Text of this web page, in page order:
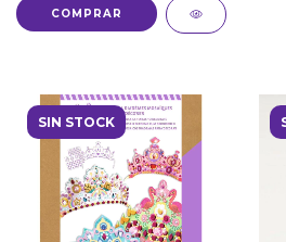
SIN STOCK